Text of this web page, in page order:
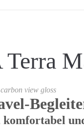
view gloss
komfortabel